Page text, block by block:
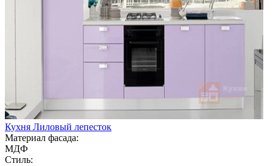
Кухня Лиловый лепесток
Материал фасада:
МДФ
Стиль: